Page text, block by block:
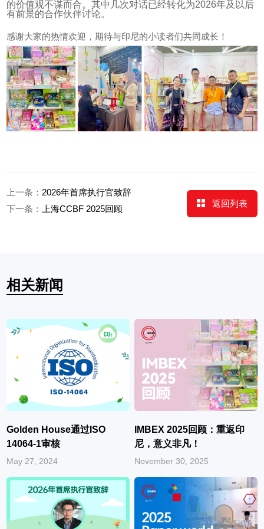
的价值观不谋而合。其中几次对话已经转化为2026年及以后
有前景的合作伙伴讨论。
感谢大家的热情欢迎，期待与印尼的小读者们共同成长！
上一条： 2026年首席执行官致辞
下一条：
上海CCBF 2025回顾
返回列表
相关新闻
Golden House通过ISO
14064-1审核
May 27, 2024
IMBEX 2025回顾：重返印
尼，意义非凡！
November 30, 2025